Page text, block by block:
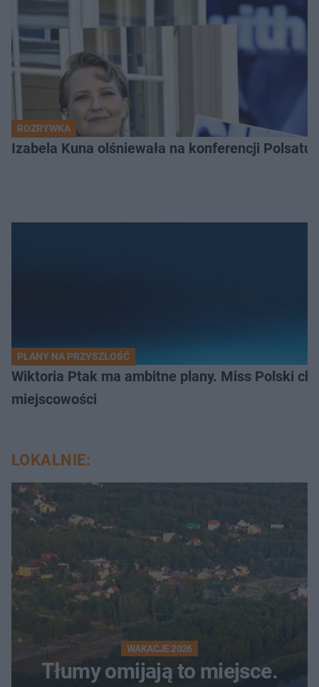
ROZRYWKA
Izabela Kuna olśniewała na konferencji
PLANY NA PRZYSZŁOŚĆ
Wiktoria Ptak ma ambitne plany. Miss Polski
miejscowości
LOKALNIE:
WAKACJE 2026
Tłumy omijają to miejsce.